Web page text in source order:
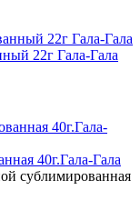
22г Гала-Гала
40г.Гала-Гала
сублимированная